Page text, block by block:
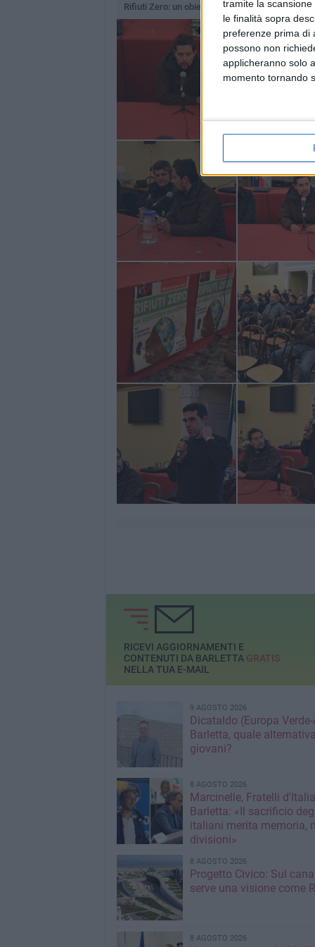
tramite la
le finalità sopra
preferenze prima di
possono non
applicheranno solo
momento tornando
Rifiuti Zero: un obiettivo possibile
RICEVI AGGIORNAMENTI E
CONTENUTI DA BARLETTA GRATIS
NELLA TUA E-MAIL
9 AGOSTO 2026
Dicataldo (Europa
Barletta, quale
giovani?
8 AGOSTO 2026
Marcinelle, Fratelli
Barletta: «Il sacrificio
italiani merita memoria,
divisioni»
8 AGOSTO 2026
Progetto Civico: Sul
serve una visione come
8 AGOSTO 2026